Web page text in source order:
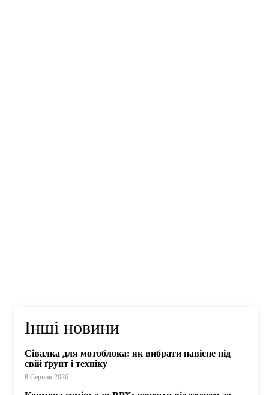
Інші новини
Сівалка для мотоблока: як вибрати навісне під
свій ґрунт і техніку
8 Серпня 2026